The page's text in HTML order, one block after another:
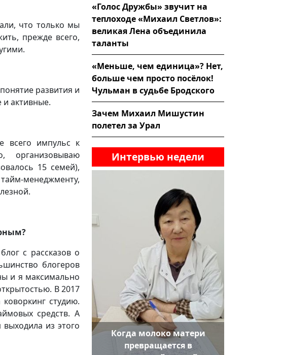
что только мы
прежде всего,
развития и
активные.
всего импульс к
организовываю
15 семей),
менеджменту,
с рассказов о
блогеров
и я максимально
В 2017
студию.
средств. А
из этого
«Голос Дружбы» звучит на
теплоходе «Михаил Светлов»:
великая Лена объединила
таланты
«Меньше, чем единица»? Нет,
больше чем просто посёлок!
Чульман в судьбе Бродского
Зачем Михаил Мишустин
полетел за Урал
Интервью недели
Когда молоко матери
превращается в